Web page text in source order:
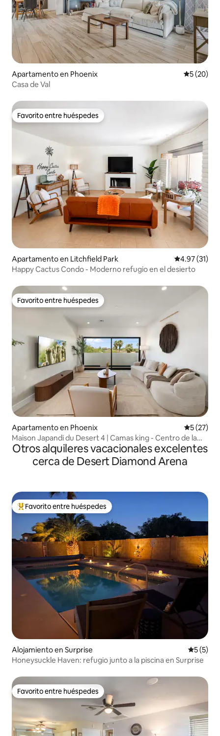
Apartamento en Phoenix
5 (20)
Casa de Val
Favorito entre huéspedes
Favorito entre huéspedes
Apartamento en Litchfield Park Calificación
4.97 (31)
Happy Cactus Condo - Moderno refugio en el desierto
Favorito entre huéspedes
Favorito entre huéspedes
Apartamento en Phoenix
5 (27)
Maison Japandi du Desert 4 | Camas king - Centro de la
ciudad
Otros alquileres vacacionales excelentes
cerca de Desert Diamond Arena
Favorito entre huéspedes preferido
Favorito entre huéspedes
Alojamiento en Surprise
5 (5)
Honeysuckle Haven: refugio junto a la piscina en Surprise
Favorito entre huéspedes
Favorito entre huéspedes